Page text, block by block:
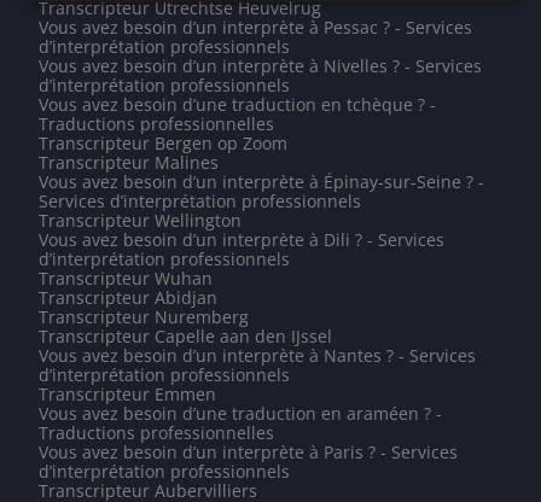
Transcripteur Utrechtse Heuvelrug
Vous avez besoin d’un interprète à Pessac ? - Services
d’interprétation professionnels
Vous avez besoin d’un interprète à Nivelles ? - Services
d’interprétation professionnels
Vous avez besoin d’une traduction en tchèque ? -
Traductions professionnelles
Transcripteur Bergen op Zoom
Transcripteur Malines
Vous avez besoin d’un interprète à Épinay-sur-Seine ? -
Services d’interprétation professionnels
Transcripteur Wellington
Vous avez besoin d’un interprète à Dili ? - Services
d’interprétation professionnels
Transcripteur Wuhan
Transcripteur Abidjan
Transcripteur Nuremberg
Transcripteur Capelle aan den IJssel
Vous avez besoin d’un interprète à Nantes ? - Services
d’interprétation professionnels
Transcripteur Emmen
Vous avez besoin d’une traduction en araméen ? -
Traductions professionnelles
Vous avez besoin d’un interprète à Paris ? - Services
d’interprétation professionnels
Transcripteur Aubervilliers